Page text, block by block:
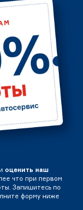
оценить наш
что при первом
Запишитесь по
форму ниже